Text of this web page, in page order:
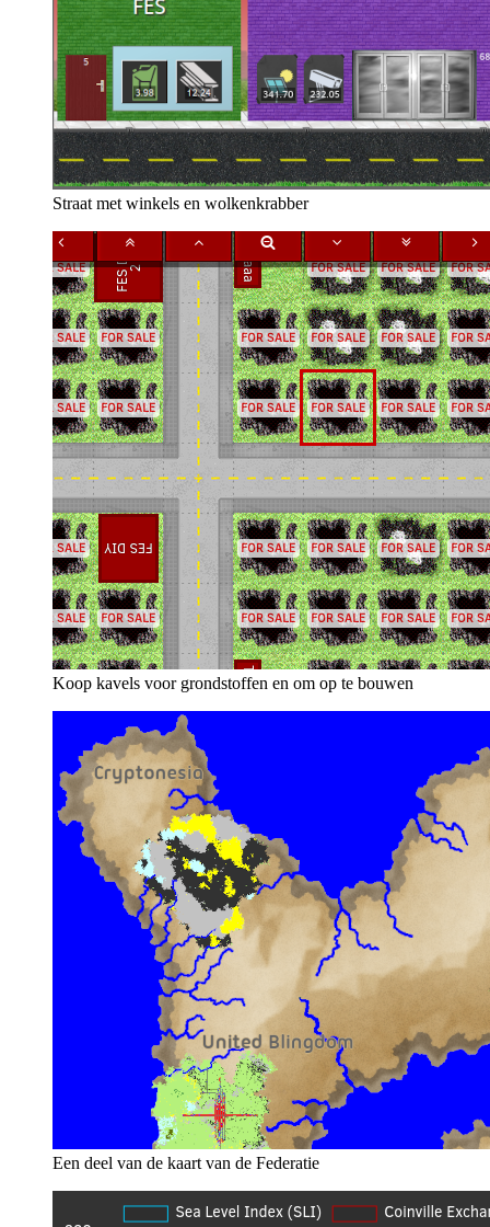
Straat met winkels en wolkenkrabber
Koop kavels voor grondstoffen en om op te bouwen
Een deel van de kaart van de Federatie